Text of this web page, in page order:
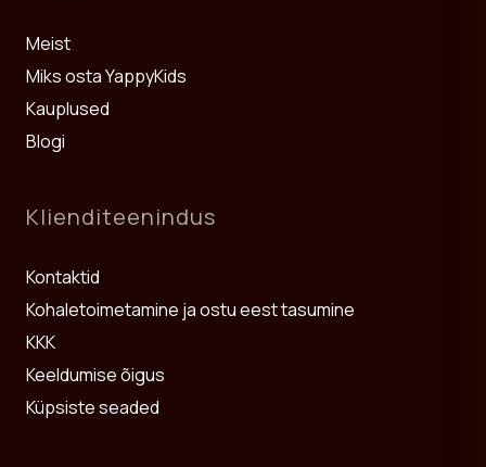
Meist
Miks osta YappyKids
Kauplused
Blogi
Klienditeenindus
Kontaktid
Kohaletoimetamine ja ostu eest tasumine
KKK
Keeldumise õigus
Küpsiste seaded